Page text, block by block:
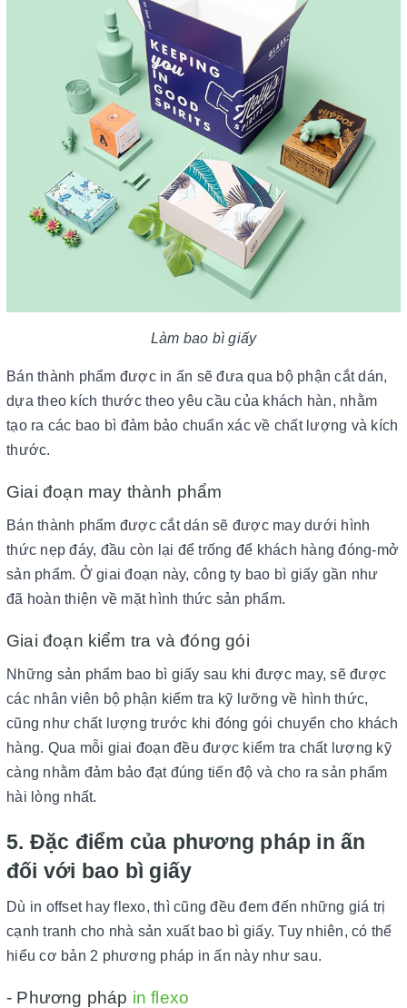
Làm bao bì giấy
Bán thành phẩm được in ấn sẽ đưa qua bộ phận cắt dán,
dựa theo kích thước theo yêu cầu của khách hàn, nhằm
tạo ra các bao bì đảm bảo chuẩn xác về chất lượng và kích
thước.
Giai đoạn may thành phẩm
Bán thành phẩm được cắt dán sẽ được may dưới hình
thức nẹp đáy, đầu còn lại để trống để khách hàng đóng-mở
sản phẩm. Ở giai đoạn này, công ty bao bì giấy gần như
đã hoàn thiện về mặt hình thức sản phẩm.
Giai đoạn kiểm tra và đóng gói
Những sản phẩm bao bì giấy sau khi được may, sẽ được
các nhân viên bộ phận kiểm tra kỹ lưỡng về hình thức,
cũng như chất lượng trước khi đóng gói chuyển cho khách
hàng. Qua mỗi giai đoạn đều được kiểm tra chất lượng kỹ
càng nhằm đảm bảo đạt đúng tiến độ và cho ra sản phẩm
hài lòng nhất.
5. Đặc điểm của phương pháp in ấn
đối với bao bì giấy
Dù in offset hay flexo, thì cũng đều đem đến những giá trị
cạnh tranh cho nhà sản xuất bao bì giấy. Tuy nhiên, có thể
hiểu cơ bản 2 phương pháp in ấn này như sau.
- Phương pháp in flexo